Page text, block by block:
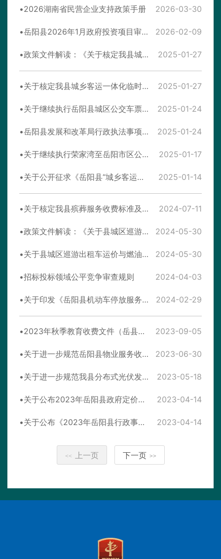
2026湖南省民营企业支持政策手册 2026-03-30
岳阳县2026年1月政府投资项目审批信息表 2026-02-09
政策文件解读：《关于核定我县城乡客运一体化临时票价的通知》 2025-01-27
关于核定我县城乡客运一体化临时票价的通知 2025-01-27
关于继续执行岳阳县城区公交车票价的通知 2025-01-24
岳阳县发展和改革局行政执法事项目录（2025） 2025-01-24
关于继续执行荣家湾至岳阳市区公交票价及调整票价优惠政策的通知 2025-01-17
关于公开征求《岳阳县“城乡客运一体化”客运票价和融畅公交优免政策调整方案（征求意见稿）》意见的通知 2025-01-14
关于核定我县殡葬服务收费标准及有关事项的通知 2024-07-11
政策文件解读：《关于县城区巡游出租车运价与燃油价格实行联动有关事项的通知》 2024-05-30
关于县城区巡游出租车运价与燃油价格实行联动有关事项的通知 2024-05-30
招标投标领域公平竞争审查规则 2024-04-03
关于印发《岳阳县机动车停放服务收费管理实施细则》的通知 2024-02-29
2023年秋季教育收费文件（岳县发改198号） 2023-09-05
关于进一步规范岳阳县物业服务收费管理的通知 2023-06-30
关于进一步规范我县分布式光伏发电项目建设管理秩序的通知 2023-05-18
关于公布2023年岳阳县政府定价的经营服务性收费目录清单的通告 2023-04-14
关于公布《2023年岳阳县行政事业性收费目录清单》《2023年岳阳县涉企行政事业性收费目录清单》的通告 2023-04-14
<< 上一页 下一页 >>